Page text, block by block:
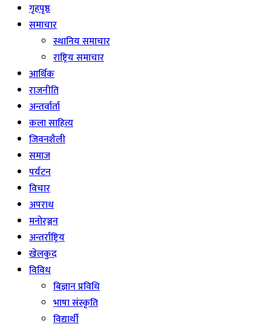
गृहपृष्ठ
समाचार
स्थानिय समाचार
राष्ट्रिय समाचार
आर्थिक
राजनीति
अन्तर्वार्ता
कला साहित्य
जिवनशैली
समाज
पर्यटन
विचार
अपराध
मनोरञ्जन
अन्तर्राष्ट्रिय
खेलकुद
विविध
बिज्ञान प्रविधि
भाषा संस्कृति
विद्यार्थी